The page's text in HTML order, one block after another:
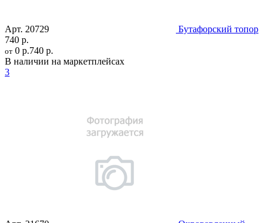
Арт. 20729
Бутафорский топор
740 р.
от 0 р.740 р.
В наличии на маркетплейсах
3